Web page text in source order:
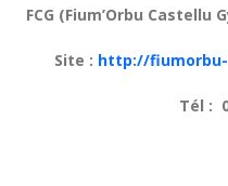
FCG (Fium’Orbu Castellu
Site : http://
Tél :